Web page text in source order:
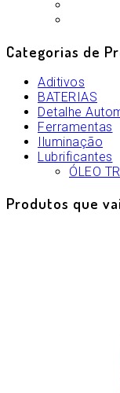
Categorias de
Aditivos
BATERIAS
Detalhe
Ferramentas
Iluminação
Lubrificantes
ÓLEO
Produtos que